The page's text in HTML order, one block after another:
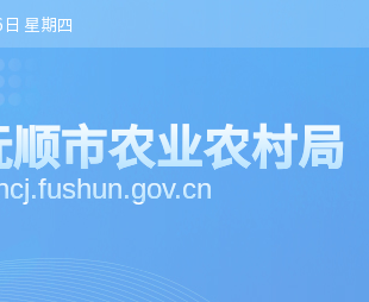
星期四
市农业农村局